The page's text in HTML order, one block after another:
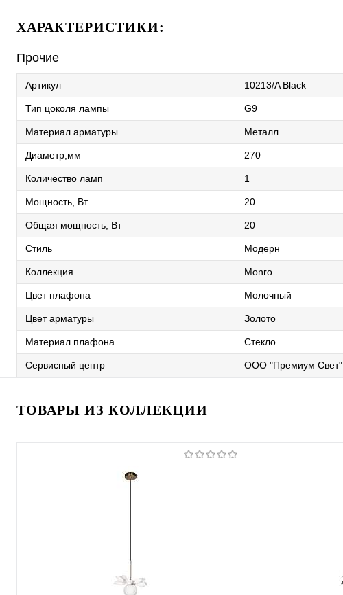
ХАРАКТЕРИСТИКИ:
Прочие
Артикул 10213/A Black
Тип цоколя лампы G9
Материал арматуры Металл
Диаметр,мм 270
Количество ламп 1
Мощность, Вт 20
Общая мощность, Вт 20
Стиль Модерн
Коллекция Monro
Цвет плафона Молочный
Цвет арматуры Золото
Материал плафона Стекло
Сервисный центр ООО "Премиум Свет"
ТОВАРЫ ИЗ КОЛЛЕКЦИИ